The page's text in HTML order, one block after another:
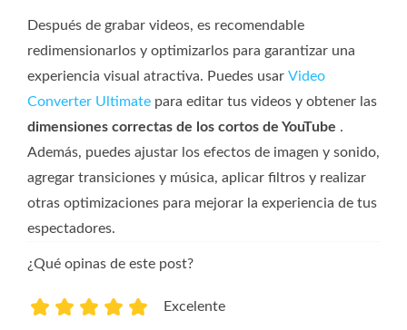
Después de grabar videos, es recomendable
redimensionarlos y optimizarlos para garantizar una
experiencia visual atractiva. Puedes usar Video
Converter Ultimate para editar tus videos y obtener las
dimensiones correctas de los cortos de YouTube .
Además, puedes ajustar los efectos de imagen y sonido,
agregar transiciones y música, aplicar filtros y realizar
otras optimizaciones para mejorar la experiencia de tus
espectadores.
¿Qué opinas de este post?
Excelente